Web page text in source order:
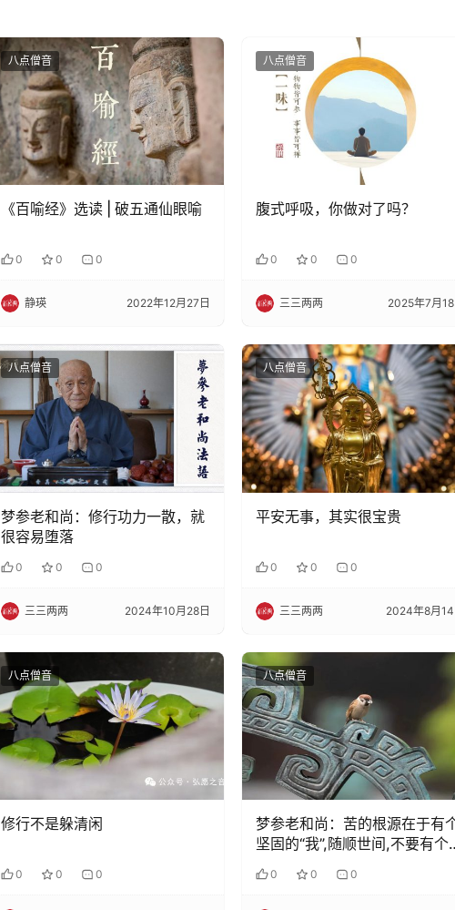
八点僧音
《百喻经》选读 | 破五通仙眼喻
0 0 0
静瑛 2022年12月27日
八点僧音
腹式呼吸，你做对了吗？
0 0 0
三三两两 2025年7月
八点僧音
梦参老和尚：修行功力一散，就
很容易堕落
0 0 0
三三两两 2024年10月28日
八点僧音
平安无事，其实很宝贵
0 0 0
三三两两 2024年8月
八点僧音
修行不是躲清闲
0 0 0
八点僧音
梦参老和尚：苦的根源在于有
坚固的“我”,随顺世间,不要有个
宰
0 0 0